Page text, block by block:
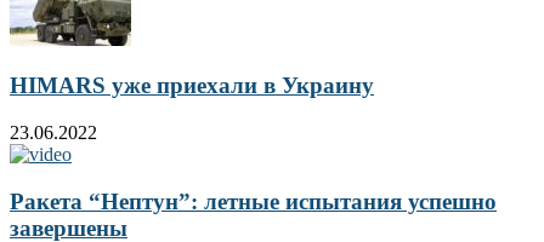
HIMARS уже приехали в Украину
23.06.2022
Ракета “Нептун”: летные испытания успешно
завершены